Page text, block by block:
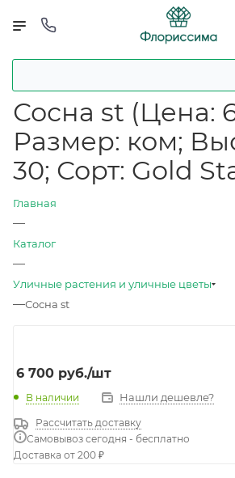
Сосна st (Цена:
Размер: ком;
30; Сорт: Gold
Главная
—
Каталог
—
Уличные растения и уличные цветы
—Сосна st
6 700 руб./шт
В наличии Нашли дешевле?
Рассчитать доставку
Самовывоз сегодня - бесплатно
Доставка от 200 ₽